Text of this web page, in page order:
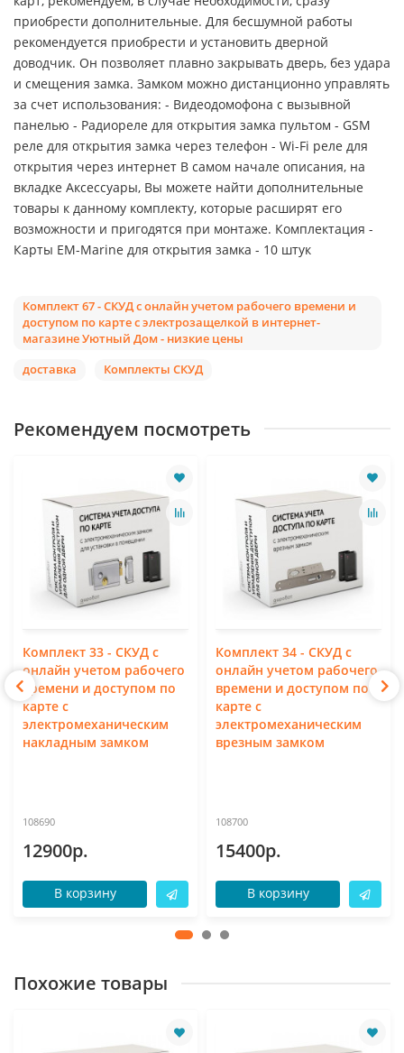
приобрести дополнительные. Для бесшумной работы
рекомендуется приобрести и установить дверной
доводчик. Он позволяет плавно закрывать дверь, без удара
и смещения замка. Замком можно дистанционно управлять
за счет использования: - Видеодомофона с вызывной
панелью - Радиореле для открытия замка пультом - GSM
реле для открытия замка через телефон - Wi-Fi реле для
открытия через интернет В самом начале описания, на
вкладке Аксессуары, Вы можете найти дополнительные
товары к данному комплекту, которые расширят его
возможности и пригодятся при монтаже. Комплектация -
Карты EM-Marine для открытия замка - 10 штук
Комплект 67 - СКУД с онлайн учетом рабочего времени и
доступом по карте с электрозащелкой в интернет-
магазине Уютный Дом - низкие цены
доставка
Комплекты СКУД
Рекомендуем посмотреть
Комплект 33 - СКУД с
онлайн учетом рабочего
времени и доступом по
карте с
электромеханическим
накладным замком
108690
12900р.
В корзину
Комплект 34 - СКУД с
онлайн учетом рабочего
времени и доступом по
карте с
электромеханическим
врезным замком
108700
15400р.
В корзину
Похожие товары